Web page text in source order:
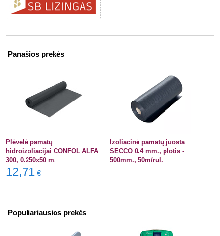
Panašios prekės
Plėvelė pamatų
hidroizoliacijai CONFOL ALFA
300, 0.250x50 m.
12,71 €
Izoliacinė pamatų juosta
SECCO 0.4 mm., plotis -
500mm., 50m/rul.
Populiariausios prekės